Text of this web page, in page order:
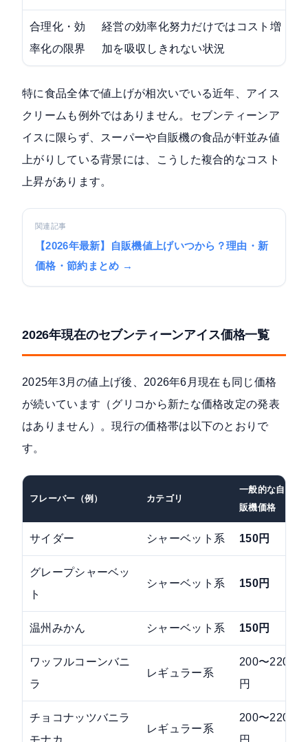
合理化・効
率化の限界
経営の効率化努力だけではコスト増
加を吸収しきれない状況
特に食品全体で値上げが相次いでいる近年、アイス
クリームも例外ではありません。セブンティーンア
イスに限らず、スーパーや自販機の食品が軒並み値
上がりしている背景には、こうした複合的なコスト
上昇があります。
関連記事
【2026年最新】自販機値上げいつから？理由・新
価格・節約まとめ →
2026年現在のセブンティーンアイス価格一覧
2025年3月の値上げ後、2026年6月現在も同じ価格
が続いています（グリコから新たな価格改定の発表
はありません）。現行の価格帯は以下のとおりで
す。
フレーバー（例） カテゴリ
一般的な自
販機価格
サイダー シャーベット系 150円
グレープシャーベッ
ト
シャーベット系 150円
温州みかん シャーベット系 150円
ワッフルコーンバニ
ラ
レギュラー系
200〜220
円
チョコナッツバニラ
レギュラー系
200〜220